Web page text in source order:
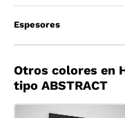
Espesores
Otros colores en
tipo ABSTRACT